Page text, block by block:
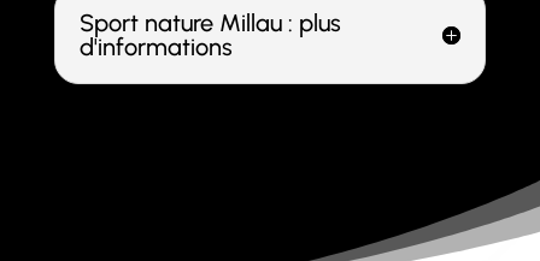
Sport nature Millau : plus
d'informations